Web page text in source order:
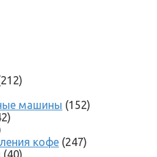
машины (152)
кофе (247)
(40)